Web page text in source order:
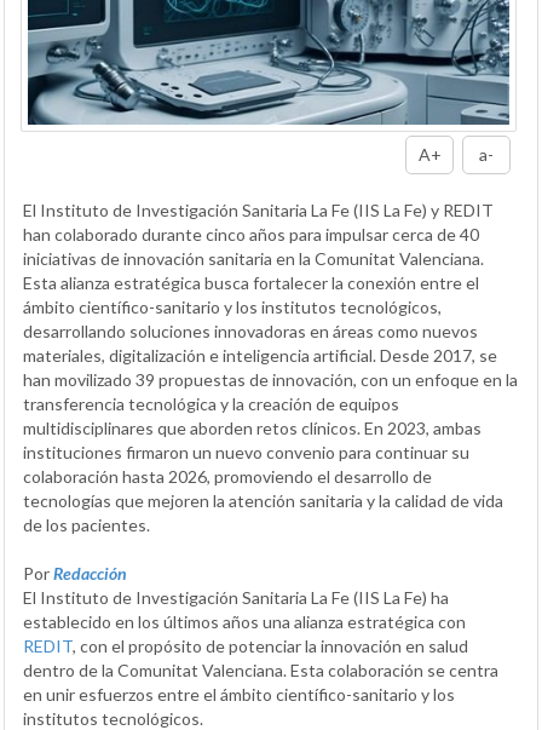
A+ a-
El Instituto de Investigación Sanitaria La Fe (IIS La Fe) y REDIT
han colaborado durante cinco años para impulsar cerca de 40
iniciativas de innovación sanitaria en la Comunitat Valenciana.
Esta alianza estratégica busca fortalecer la conexión entre el
ámbito científico-sanitario y los institutos tecnológicos,
desarrollando soluciones innovadoras en áreas como nuevos
materiales, digitalización e inteligencia artificial. Desde 2017, se
han movilizado 39 propuestas de innovación, con un enfoque en la
transferencia tecnológica y la creación de equipos
multidisciplinares que aborden retos clínicos. En 2023, ambas
instituciones firmaron un nuevo convenio para continuar su
colaboración hasta 2026, promoviendo el desarrollo de
tecnologías que mejoren la atención sanitaria y la calidad de vida
de los pacientes.
PorRedacción
El Instituto de Investigación Sanitaria La Fe (IIS La Fe) ha
establecido en los últimos años una alianza estratégica con
REDIT, con el propósito de potenciar la innovación en salud
dentro de la Comunitat Valenciana. Esta colaboración se centra
en unir esfuerzos entre el ámbito científico-sanitario y los
institutos tecnológicos.